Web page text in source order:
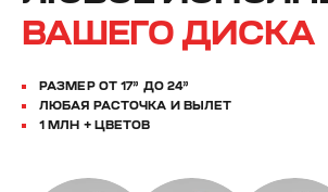
ВАШЕГО ДИСКА
РАЗМЕР ОТ 17” ДО 24”
ЛЮБАЯ РАСТОЧКА И ВЫЛЕТ
1 МЛН + ЦВЕТОВ